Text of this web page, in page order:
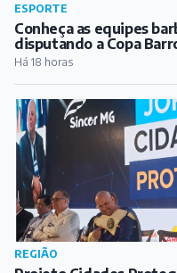
CULTURA
Fred Tafuri e Matheus
Pink Floyd ao
Há 17 horas